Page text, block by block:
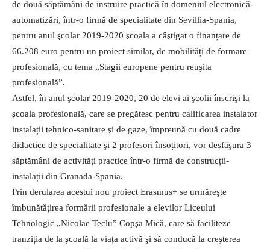
de două săptămâni de instruire practică în domeniul electronică-
automatizări, într-o firmă de specialitate din Sevillia-Spania,
pentru anul şcolar 2019-2020 şcoala a câştigat o finanțare de
66.208 euro pentru un proiect similar, de mobilități de formare
profesională, cu tema „Stagii europene pentru reuşita
profesională”.
Astfel, în anul şcolar 2019-2020, 20 de elevi ai şcolii înscrişi la
şcoala profesională, care se pregătesc pentru calificarea instalator
instalații tehnico-sanitare şi de gaze, împreună cu două cadre
didactice de specialitate şi 2 profesori însoțitori, vor desfăşura 3
săptămâni de activități practice într-o firmă de construcții-
instalații din Granada-Spania.
Prin derularea acestui nou proiect Erasmus+ se urmăreşte
îmbunătățirea formării profesionale a elevilor Liceului
Tehnologic „Nicolae Teclu” Copşa Mică, care să faciliteze
tranziția de la şcoală la viața activă şi să conducă la creşterea